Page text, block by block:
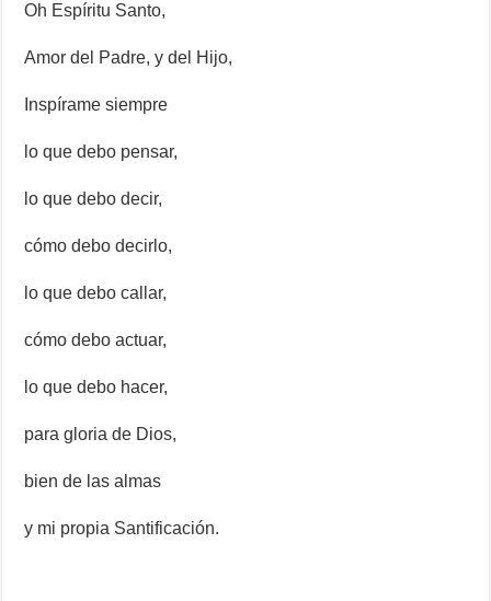
Oh Espíritu Santo,
Amor del Padre, y del Hijo,
Inspírame siempre
lo que debo pensar,
lo que debo decir,
cómo debo decirlo,
lo que debo callar,
cómo debo actuar,
lo que debo hacer,
para gloria de Dios,
bien de las almas
y mi propia Santificación.